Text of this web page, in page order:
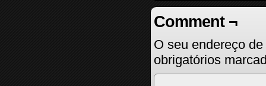
Comment ¬
O seu endereço
obrigatórios